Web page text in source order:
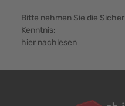
Bitte nehmen Sie die
Kenntnis:
hier nachlesen